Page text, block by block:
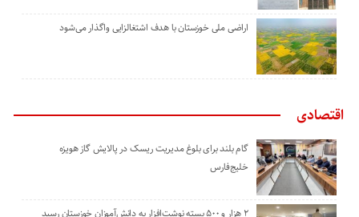
اراضی ملی خوزستان با هدف اشتغالزایی واگذار می‌شود
اقتصادی
گام بلند برای بلوغ مدیریت ریسک در پالایش گاز هویزه
خلیج‌فارس
۲ هزار و ۵۰۰ بسته نوشت‌افزار به دانش‌آموزان خوزستان رسید